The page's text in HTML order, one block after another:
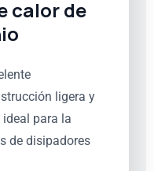
calor de
ligera y
para la
de disipadores